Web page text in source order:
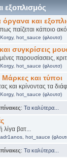
εξοπλισμός
όργανα και
παίζεται κάποιο
Korgy, hot_sauce (φλουτσ)
συγκρίσεις
παρουσίασεις,
Korgy, hot_sauce (φλουτσ)
και τύποι
και κρίνοντας τα
Korgy, hot_sauce (φλουτσ)
: Τα καλύτερα...
βατ...
adr1anos, hot_sauce
: Τα καλύτερα...